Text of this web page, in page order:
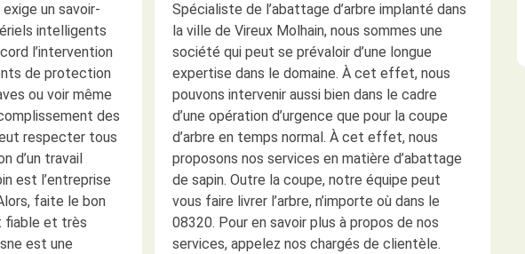
exige un savoir-
intelligents
l’intervention
de protection
ou voir même
des
respecter tous
d’un travail
est l’entreprise
faite le bon
fiable et très
est une
Spécialiste de l’abattage d’arbre implanté dans
la ville de Vireux Molhain, nous sommes une
société qui peut se prévaloir d’une longue
expertise dans le domaine. À cet effet, nous
pouvons intervenir aussi bien dans le cadre
d’une opération d’urgence que pour la coupe
d’arbre en temps normal. À cet effet, nous
proposons nos services en matière d’abattage
de sapin. Outre la coupe, notre équipe peut
vous faire livrer l’arbre, n’importe où dans le
08320. Pour en savoir plus à propos de nos
services, appelez nos chargés de clientèle.